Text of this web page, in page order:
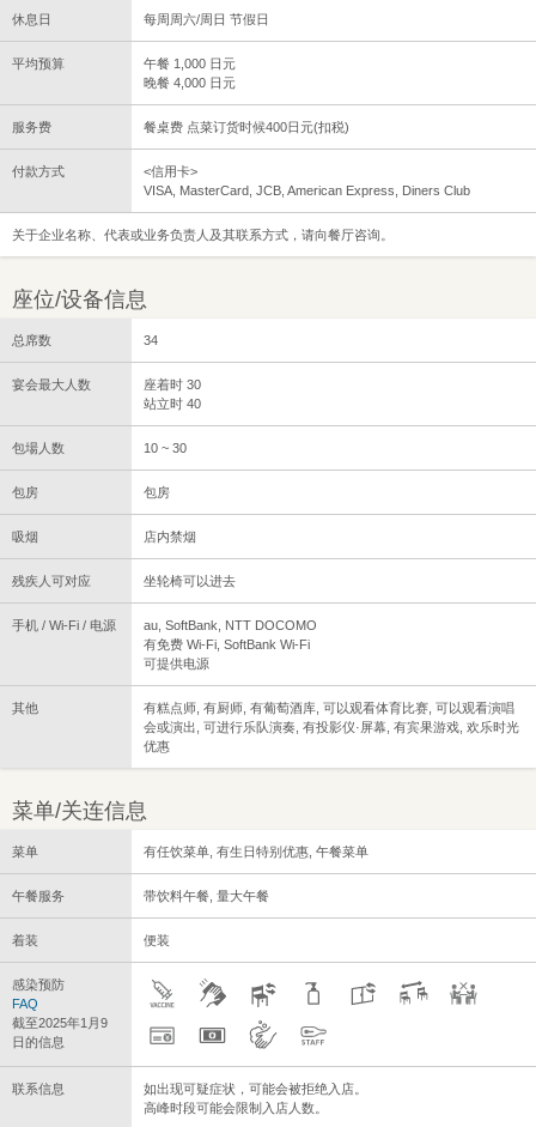
休息日 每周周六/周日 节假日
平均预算
午餐 1,000 日元
晚餐 4,000 日元
服务费 餐桌费 点菜订货时候400日元(扣税)
付款方式
<信用卡>
VISA, MasterCard, JCB, American Express, Diners Club
关于企业名称、代表或业务负责人及其联系方式，请向餐厅咨询。
座位/设备信息
总席数 34
宴会最大人数
座着时 30
站立时 40
包場人数 10 ~ 30
包房 包房
吸烟 店内禁烟
残疾人可对应 坐轮椅可以进去
手机 / Wi-Fi / 电源
au, SoftBank, NTT DOCOMO
有免费 Wi-Fi, SoftBank Wi-Fi
可提供电源
其他
有糕点师, 有厨师, 有葡萄酒库, 可以观看体育比赛, 可以观看演唱
会或演出, 可进行乐队演奏, 有投影仪·屏幕, 有宾果游戏, 欢乐时光
优惠
菜单/关连信息
菜单 有任饮菜单, 有生日特别优惠, 午餐菜单
午餐服务 带饮料午餐, 量大午餐
着装 便装
感染预防
FAQ
截至2025年1月9
日的信息
联系信息
如出现可疑症状，可能会被拒绝入店。
高峰时段可能会限制入店人数。